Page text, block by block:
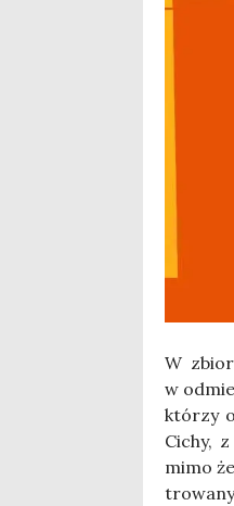
W
w
któ­rzy
Cichy,
mimo